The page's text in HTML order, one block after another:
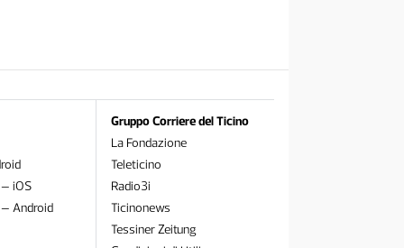
iOS
Android
Gruppo Corriere del Ticino
La Fondazione
Teleticino
Radio3i
Ticinonews
Tessiner Zeitung